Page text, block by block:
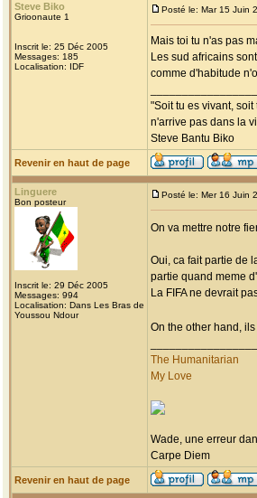
Steve Biko
Grioonaute 1
Inscrit le: 25 Déc 2005
Messages: 185
Localisation: IDF
Posté le: Mar 15 Juin
Mais toi tu n'as pas
Les sud africains
comme d'habitude
"Soit tu es vivant,
n'arrive pas dans la
Steve Bantu Biko
Revenir en haut de page
Linguere
Bon posteur
Inscrit le: 29 Déc 2005
Messages: 994
Localisation: Dans Les Bras de
Youssou Ndour
Posté le: Mer 16 Juin
On va mettre notre
Oui, ca fait partie de
partie quand meme
La FIFA ne devrait
On the other hand,
The Humanitarian
My Love
Wade, une erreur
Carpe Diem
Revenir en haut de page